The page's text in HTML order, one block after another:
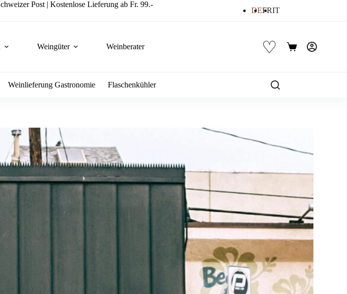
Post | Kostenlose Lieferung ab Fr. 99.-
DEFRIT
Weingüter Weinberater ♡ Warenkorb
Weinlieferung Gastronomie Flaschenkühler